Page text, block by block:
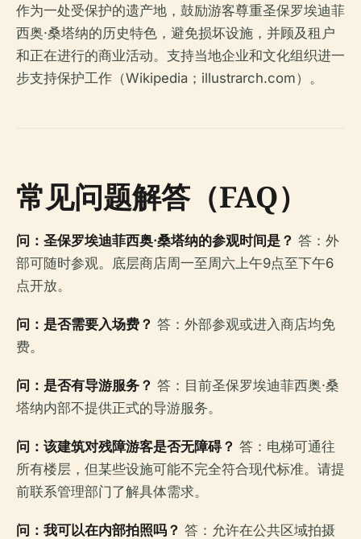
作为一处受保护的遗产地，鼓励游客尊重圣保罗埃迪菲
西奥·桑塔纳的历史特色，避免损坏设施，并顾及租户
和正在进行的商业活动。支持当地企业和文化组织进一
步支持保护工作（Wikipedia；illustrarch.com）。
常见问题解答（FAQ）
问：圣保罗埃迪菲西奥·桑塔纳的参观时间是？ 答：外
部可随时参观。底层商店周一至周六上午9点至下午6
点开放。
问：是否需要入场费？ 答：外部参观或进入商店均免
费。
问：是否有导游服务？ 答：目前圣保罗埃迪菲西奥·桑
塔纳内部不提供正式的导游服务。
问：该建筑对残障游客是否无障碍？ 答：电梯可通往
所有楼层，但某些设施可能不完全符合现代标准。请提
前联系管理部门了解具体需求。
问：我可以在内部拍照吗？ 答：允许在公共区域拍摄